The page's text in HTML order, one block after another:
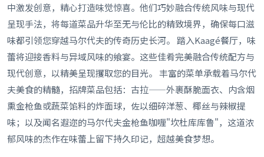
中激发创意，精心打造味觉惊喜。他们巧妙融合传统风味与现代
呈现手法，将每道菜品升华至无与伦比的精致境界，确保每口滋
味都引领您穿越马尔代夫的传奇历史长河。 踏入Kaagé餐厅，味
蕾将迎接香料与异域风味的飨宴。这些佳肴完美融合传统配方与
现代创意，以精美呈现攫取您的目光。 丰富的菜单承载着马尔代
夫美食的精髓，招牌菜品包括：古拉——外裹酥脆面衣、内含烟
熏金枪鱼或蔬菜馅料的炸面球，佐以细碎洋葱、椰丝与辣椒提
味；以及闻名遐迩的马尔代夫金枪鱼咖喱"坎杜库库鲁"，这道浓
郁风味的杰作在味蕾上留下持久印记，超越美食梦想。